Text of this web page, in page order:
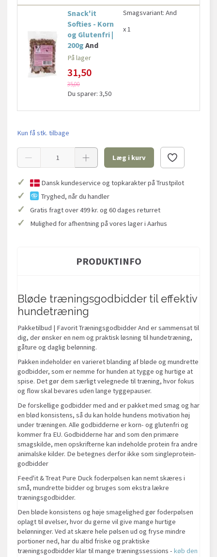
Snack'it
Softies - Korn
og Glutenfri |
200g And
På lager
31,50
35,00
Du sparer: 3,50
Smagsvariant: And
x 1
Kun få stk. tilbage
Læg i kurv
✓ Dansk kundeservice og topkarakter på Trustpilot
✓ Tryghed, når du handler
✓ Gratis fragt over 499 kr. og 60 dages returret
✓ Mulighed for afhentning på vores lager i Aarhus
PRODUKTINFO
Bløde træningsgodbidder til effektiv
hundetræning
Pakketilbud | Favorit Træningsgodbidder And er sammensat til
dig, der ønsker en nem og praktisk løsning til hundetræning,
gåture og daglig belønning.
Pakken indeholder en varieret blanding af bløde og mundrette
godbidder, som er nemme for hunden at tygge og hurtige at
spise. Det gør dem særligt velegnede til træning, hvor fokus
og flow skal bevares uden lange tyggepauser.
De forskellige godbidder med and er pakket med smag og har
en blød konsistens, så du kan holde hundens motivation høj
under træningen. Alle godbidderne er korn- og glutenfri og
kommer fra EU. Godbidderne har and som den primære
smagskilde, men opskrifterne kan indeholde protein fra andre
animalske kilder. De betegnes derfor ikke som singleprotein-
godbidder
Feed'it & Treat Pure Duck foderpølsen kan nemt skæres i
små, mundrette bidder og bruges som ekstra lækre
træningsgodbidder.
Den bløde konsistens og høje smagelighed gør foderpølsen
oplagt til øvelser, hvor du gerne vil give mange hurtige
belønninger. Ved at skære hele pølsen ud og fryse mindre
portioner ned, har du altid friske og praktiske
træningsgodbidder klar til mange træningssessions - køb den